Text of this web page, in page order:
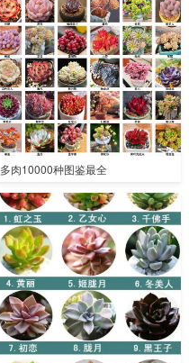
多肉10000种图鉴最全